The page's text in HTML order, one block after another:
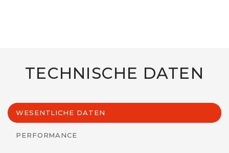
TECHNISCHE DATEN
WESENTLICHE DATEN
PERFORMANCE